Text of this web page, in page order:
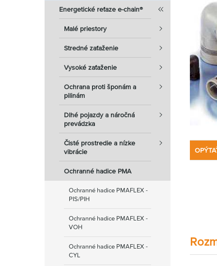
Energetické reťaze e-chain®
Malé priestory
Stredné zaťaženie
Vysoké zaťaženie
Ochrana proti šponám a
pilinám
Dlhé pojazdy a náročná
prevádzka
Čisté prostredie a nízke
vibrácie
Ochranné hadice PMA
Ochranné hadice PMAFLEX -
PIS/PIH
Ochranné hadice PMAFLEX -
VOH
Ochranné hadice PMAFLEX -
CYL